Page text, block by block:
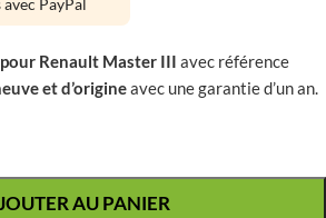
PayPal
Renault Master III avec référence
et d’origineavec une garantie d’un an.
AU PANIER